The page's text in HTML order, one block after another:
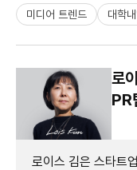
미디어 트렌드 대학
로
PR
로이스 김은 스타트